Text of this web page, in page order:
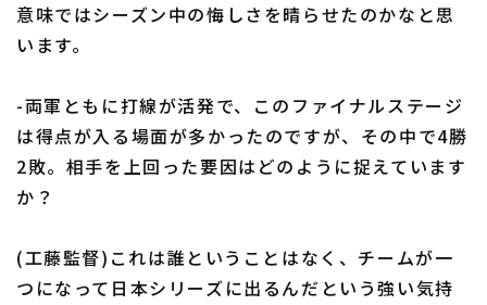
意味ではシーズン中の悔しさを晴らせたのかなと思
います。
-両軍ともに打線が活発で、このファイナルステージ
は得点が入る場面が多かったのですが、その中で4勝
2敗。相手を上回った要因はどのように捉えています
か？
(工藤監督)これは誰ということはなく、チームが一
つになって日本シリーズに出るんだという強い気持